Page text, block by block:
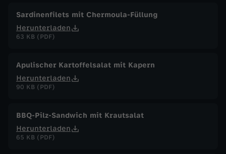
Sardinenfilets mit Chermoula-Füllung
Herunterladen
63 KB (PDF)
Apulischer Kartoffelsalat mit Kapern
Herunterladen
90 KB (PDF)
BBQ-Pilz-Sandwich mit Krautsalat
Herunterladen
65 KB (PDF)